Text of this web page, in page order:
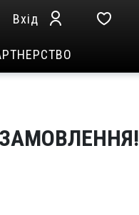
Вхід
ЗАМОВЛЕННЯ!